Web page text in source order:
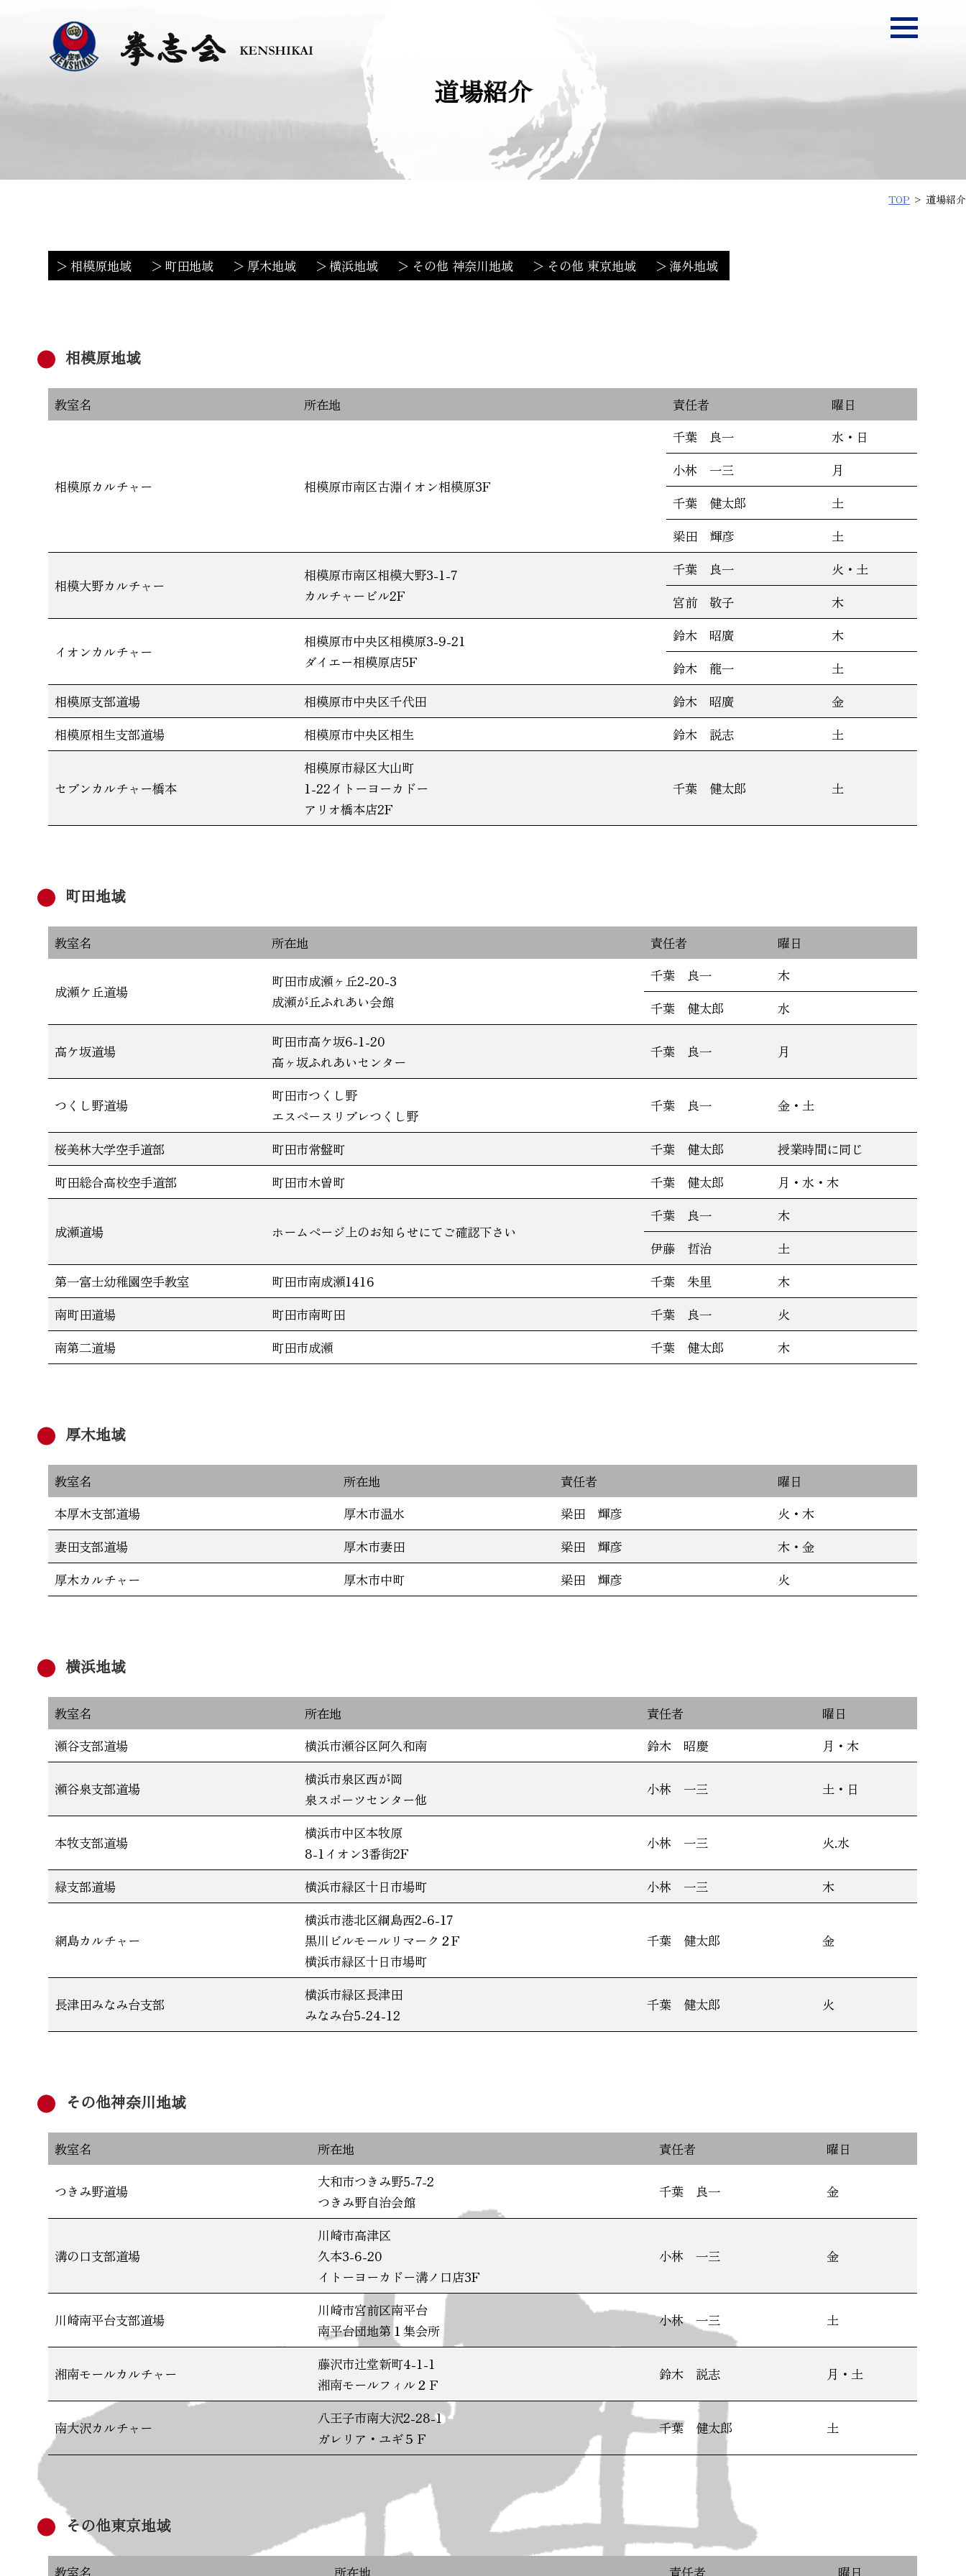
道場紹介
TOP > 道場紹介
相模原地域 町田地域 厚木地域 横浜地域 その他 神奈川地域 その他 東京地域 海外地域
相模原地域
教室名 所在地 責任者 曜日
相模原カルチャー 相模原市南区古淵イオン相模原3F
千葉 良一
水・日
小林 一三
月
千葉 健太郎
土
梁田 輝彦
土
相模大野カルチャー
相模原市南区相模大野3-1-7
カルチャービル2F
千葉 良一
火・土
宮前 敬子
木
イオンカルチャー
相模原市中央区相模原3-9-21
ダイエー相模原店5F
鈴木 昭廣
木
鈴木 龍一
土
相模原支部道場
相模原市中央区千代田 鈴木 昭廣
金
相模原相生支部道場
相模原市中央区相生 鈴木 説志 土
セブンカルチャー橋本
相模原市緑区大山町
1-22イトーヨーカドー
アリオ橋本店2F
千葉 健太郎 土
町田地域
教室名 所在地 責任者 曜日
成瀬ケ丘道場
町田市成瀬ヶ丘2-20-3
成瀬が丘ふれあい会館
千葉 良一
木
千葉 健太郎
水
高ケ坂道場
町田市高ケ坂6-1-20
高ヶ坂ふれあいセンター
千葉 良一 月
つくし野道場
町田市つくし野
エスペースリブレつくし野
千葉 良一 金・土
桜美林大学空手道部 町田市常盤町 千葉 健太郎
授業時間に同じ
町田総合高校空手道部
町田市木曽町 千葉 健太郎 月・水・木
成瀬道場 ホームページ上のお知らせにてご確認下さい
千葉 良一
木
伊藤 哲治
土
第一富士幼稚園空手教室
町田市南成瀬1416 千葉 朱里
木
南町田道場
町田市南町田 千葉 良一
火
南第二道場
町田市成瀬 千葉 健太郎 木
厚木地域
教室名 所在地 責任者
曜日
本厚木支部道場
厚木市温水 梁田 輝彦
火・木
妻田支部道場
厚木市妻田 梁田 輝彦
木・金
厚木カルチャー
厚木市中町 梁田 輝彦 火
横浜地域
教室名 所在地 責任者
曜日
瀬谷支部道場
横浜市瀬谷区阿久和南 鈴木 昭慶 月・木
瀬谷泉支部道場
横浜市泉区西が岡
泉スポーツセンター他
小林 一三 土・日
本牧支部道場
横浜市中区本牧原
8-1イオン3番街2F
小林 一三 火.水
緑支部道場 横浜市緑区十日市場町 小林 一三 木
網島カルチャー
横浜市港北区綱島西2-6-17
黒川ビルモールリマーク２F
横浜市緑区十日市場町
千葉 健太郎 金
長津田みなみ台支部
横浜市緑区長津田
みなみ台5-24-12
千葉 健太郎 火
その他神奈川地域
教室名 所在地 責任者 曜日
つきみ野道場
大和市つきみ野5-7-2
つきみ野自治会館
千葉 良一 金
溝の口支部道場
川崎市高津区
久本3-6-20
イトーヨーカドー溝ノ口店3F
小林 一三 金
川崎南平台支部道場
川崎市宮前区南平台
南平台団地第１集会所
小林 一三 土
湘南モールカルチャー
藤沢市辻堂新町4-1-1
湘南モールフィル２Ｆ
鈴木 説志 月・土
南大沢カルチャー
八王子市南大沢2-28-1
ガレリア・ユギ５Ｆ
千葉 健太郎 土
その他東京地域
教室名 所在地 責任者 曜日